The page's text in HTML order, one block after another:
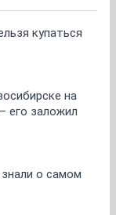
купаться
на
его заложил
о самом